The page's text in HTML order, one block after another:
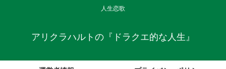
人生恋歌
アリクラハルトの『ドラクエ的な人生』